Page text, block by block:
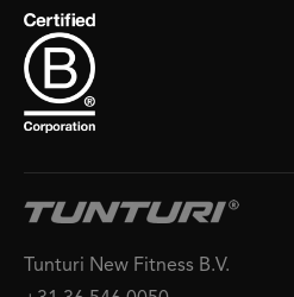
Tunturi New Fitness B.V.